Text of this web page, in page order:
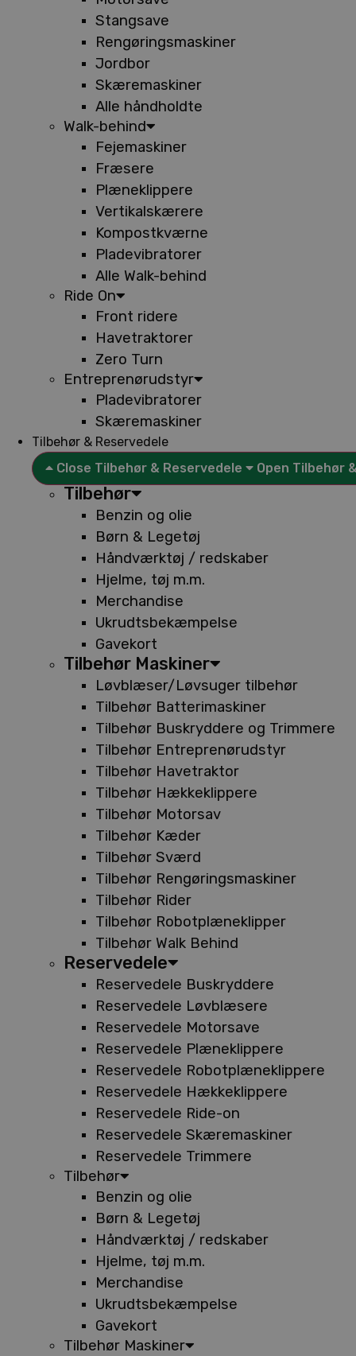
Stangsave
Rengøringsmaskiner
Jordbor
Skæremaskiner
Alle håndholdte
Walk-behind
Fejemaskiner
Fræsere
Plæneklippere
Vertikalskærere
Kompostkværne
Pladevibratorer
Alle Walk-behind
Ride On
Front ridere
Havetraktorer
Zero Turn
Entreprenørudstyr
Pladevibratorer
Skæremaskiner
Tilbehør & Reservedele
Close Tilbehør & Reservedele
Open Tilbehør
Tilbehør
Benzin og olie
Børn & Legetøj
Håndværktøj / redskaber
Hjelme, tøj m.m.
Merchandise
Ukrudtsbekæmpelse
Gavekort
Tilbehør Maskiner
Løvblæser/Løvsuger tilbehør
Tilbehør Batterimaskiner
Tilbehør Buskryddere og Trimmere
Tilbehør Entreprenørudstyr
Tilbehør Havetraktor
Tilbehør Hækkeklippere
Tilbehør Motorsav
Tilbehør Kæder
Tilbehør Sværd
Tilbehør Rengøringsmaskiner
Tilbehør Rider
Tilbehør Robotplæneklipper
Tilbehør Walk Behind
Reservedele
Reservedele Buskryddere
Reservedele Løvblæsere
Reservedele Motorsave
Reservedele Plæneklippere
Reservedele Robotplæneklippere
Reservedele Hækkeklippere
Reservedele Ride-on
Reservedele Skæremaskiner
Reservedele Trimmere
Tilbehør
Benzin og olie
Børn & Legetøj
Håndværktøj / redskaber
Hjelme, tøj m.m.
Merchandise
Ukrudtsbekæmpelse
Gavekort
Tilbehør Maskiner